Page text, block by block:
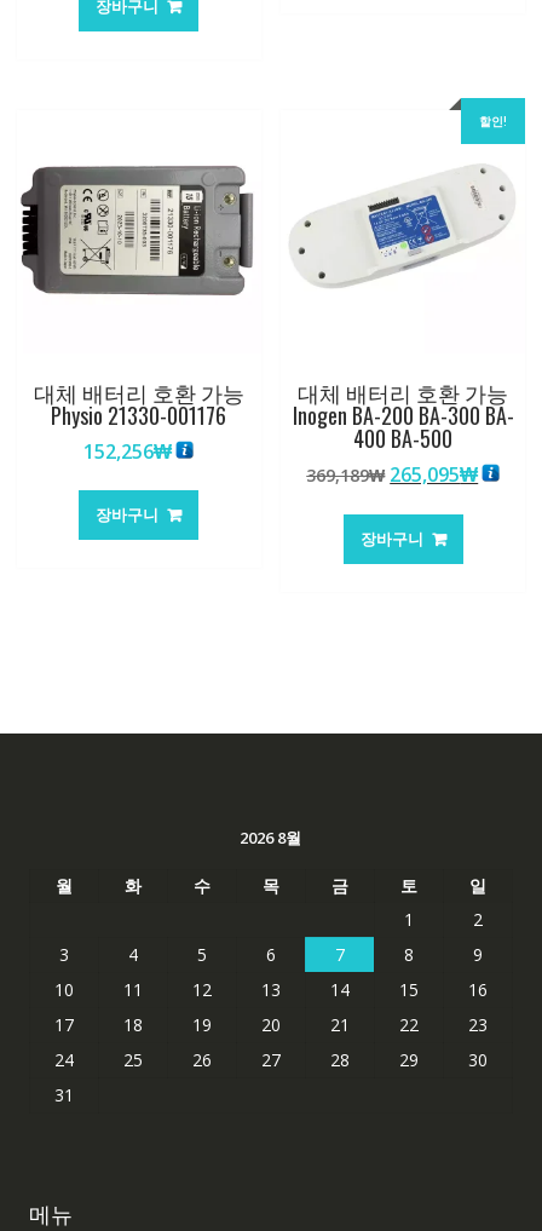
장바구니
대체 배터리 호환 가능
Physio 21330-001176
152,256₩
장바구니
할인!
대체 배터리 호환 가능
Inogen BA-200 BA-300 BA-
400 BA-500
369,189₩ 원
가
격:
265,095₩현
장바구니
2026 8월
월 화 수 목 금 토
일
1
2
3
4 5 6 7 8
9
10
11 12 13 14 15
16
17
18 19 20 21 22
23
24
25 26 27 28 29
30
31
메뉴